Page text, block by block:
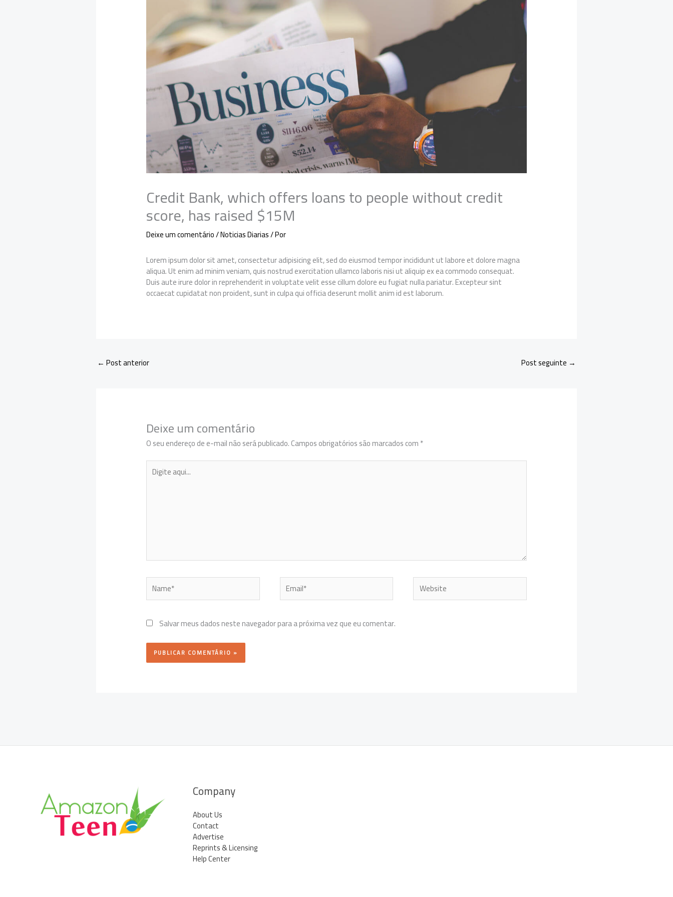
Credit Bank, which offers loans to people without credit
score, has raised $15M
Deixe um comentário/Noticias Diarias/ Por
Lorem ipsum dolor sit amet, consectetur adipisicing elit, sed do eiusmod tempor incididunt ut labore et dolore magna
aliqua. Ut enim ad minim veniam, quis nostrud exercitation ullamco laboris nisi ut aliquip ex ea commodo consequat.
Duis aute irure dolor in reprehenderit in voluptate velit esse cillum dolore eu fugiat nulla pariatur. Excepteur sint
occaecat cupidatat non proident, sunt in culpa qui officia deserunt mollit anim id est laborum.
← Post anterior Post seguinte →
Deixe um comentário
O seu endereço de e-mail não será publicado.Campos obrigatórios são marcados com*
Digite
aqui...
Name* Email* Website
Salvar meus dados neste navegador para a próxima vez que eu comentar.
Company
About Us
Contact
Advertise
Reprints & Licensing
Help Center